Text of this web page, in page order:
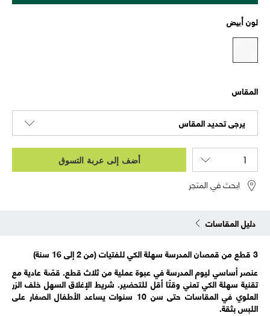
لون أبيض
المقاس
يرجى تحديد المقاس
أضف إلى عربة التسوق
ابحث في المتجر
دليل المقاسات
3 قطع من قمصان المدرسة سهلة الكي للفتيات (من 2 إلى 16 سنة)
عنصر أساسي ليوم المدرسة في عبوة عملية من ثلاث قطع. قصّة عادية مع
تقنية سهلة الكي تعني وقتًا أقل للتحضير. شريط الإغلاق السهل خلف الزر
العلوي في المقاسات حتى سن 10 سنوات يساعد الأطفال الصغار على
اللبس بثقة.